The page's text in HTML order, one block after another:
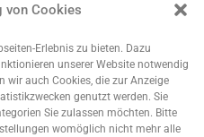
von Cookies
Erlebnis zu bieten. Dazu
unserer Website notwendig
wir auch Cookies, die zur Anzeige
genutzt werden. Sie
Sie zulassen möchten. Bitte
womöglich nicht mehr alle